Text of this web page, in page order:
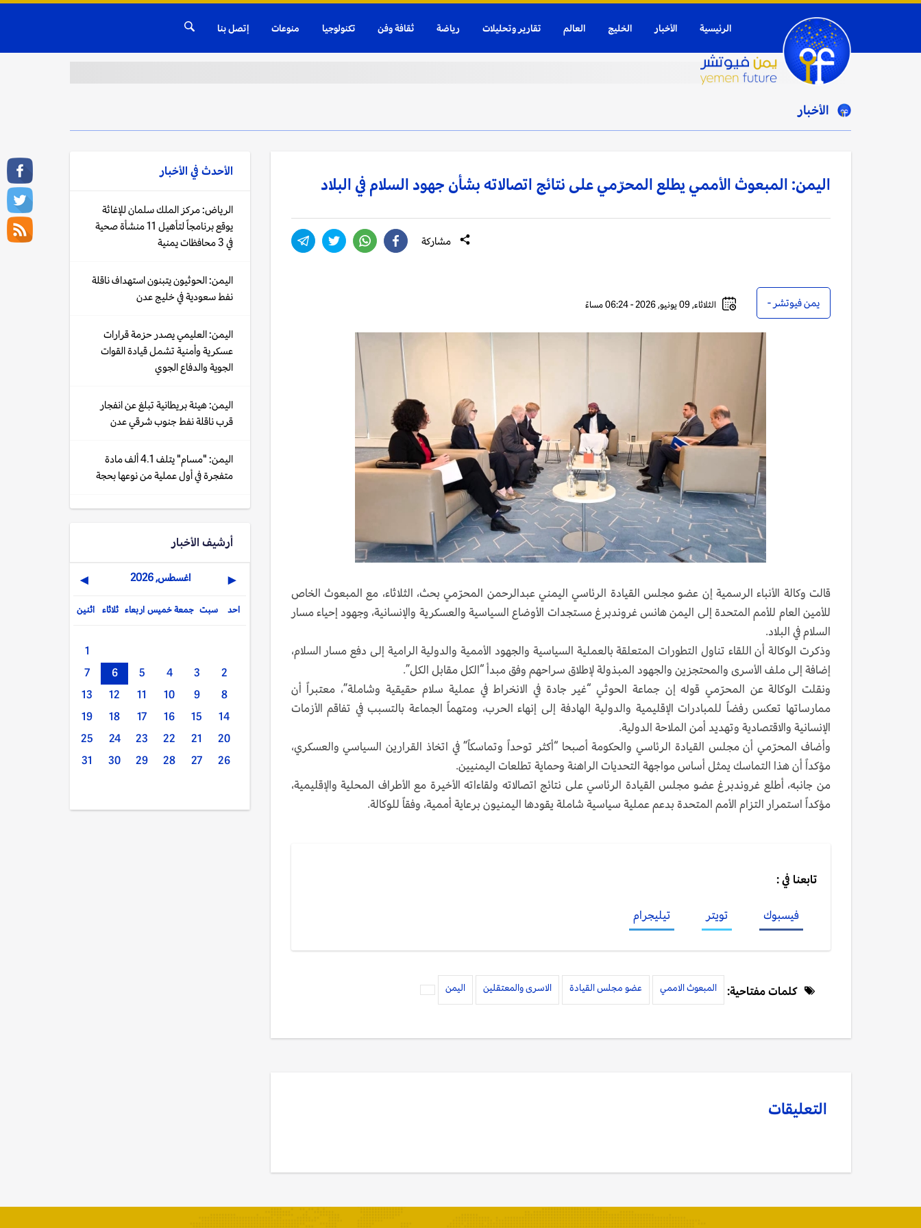
الرئيسية الأخبار الخليج العالم تقارير وتحليلات رياضة ثقافة وفن تكنولوجيا منوعات إتصل بنا
الأخبار
اليمن: المبعوث الأممي يطلع المحرّمي على نتائج اتصالاته بشأن جهود السلام في البلاد
مشاركة
يمن فيوتشر - الثلاثاء, 09 يونيو, 2026 - 06:24 مساءً
قالت وكالة الأنباء الرسمية إن عضو مجلس القيادة الرئاسي اليمني عبدالرحمن المحرّمي بحث، الثلاثاء، مع المبعوث الخاص
للأمين العام للأمم المتحدة إلى اليمن هانس غروندبرغ مستجدات الأوضاع السياسية والعسكرية والإنسانية، وجهود إحياء مسار
السلام في البلاد.
وذكرت الوكالة أن اللقاء تناول التطورات المتعلقة بالعملية السياسية والجهود الأممية والدولية الرامية إلى دفع مسار السلام،
إضافة إلى ملف الأسرى والمحتجزين والجهود المبذولة لإطلاق سراحهم وفق مبدأ “الكل مقابل الكل”.
ونقلت الوكالة عن المحرّمي قوله إن جماعة الحوثي “غير جادة في الانخراط في عملية سلام حقيقية وشاملة”، معتبراً أن
ممارساتها تعكس رفضاً للمبادرات الإقليمية والدولية الهادفة إلى إنهاء الحرب، ومتهماً الجماعة بالتسبب في تفاقم الأزمات
الإنسانية والاقتصادية وتهديد أمن الملاحة الدولية.
وأضاف المحرّمي أن مجلس القيادة الرئاسي والحكومة أصبحا “أكثر توحداً وتماسكاً” في اتخاذ القرارين السياسي والعسكري،
مؤكداً أن هذا التماسك يمثل أساس مواجهة التحديات الراهنة وحماية تطلعات اليمنيين.
من جانبه، أطلع غروندبرغ عضو مجلس القيادة الرئاسي على نتائج اتصالاته ولقاءاته الأخيرة مع الأطراف المحلية والإقليمية،
مؤكداً استمرار التزام الأمم المتحدة بدعم عملية سياسية شاملة يقودها اليمنيون برعاية أممية، وفقاً للوكالة.
تابعنا في :
فيسبوك تويتر تيليجرام
كلمات مفتاحية: المبعوث الاممي عضو مجلس القيادة الاسرى والمعتقلين اليمن
التعليقات
الأحدث في الأخبار
الرياض: مركز الملك سلمان للإغاثة
يوقع برنامجاً لتأهيل 11 منشأة صحية
في 3 محافظات يمنية
اليمن: الحوثيون يتبنون استهداف ناقلة
نفط سعودية في خليج عدن
اليمن: العليمي يصدر حزمة قرارات
عسكرية وأمنية تشمل قيادة القوات
الجوية والدفاع الجوي
اليمن: هيئة بريطانية تبلغ عن انفجار
قرب ناقلة نفط جنوب شرقي عدن
اليمن: "مسام" يتلف 4.1 ألف مادة
متفجرة في أول عملية من نوعها بحجة
أرشيف الأخبار
◀ اغسطس, 2026 ▶
اثنين ثلاثاء اربعاء خميس جمعة سبت احد
1
2
3
4
5
6
7
8
9
10
11
12
13
14
15
16
17
18
19
20
21
22
23
24
25
26
27
28
29
30
31